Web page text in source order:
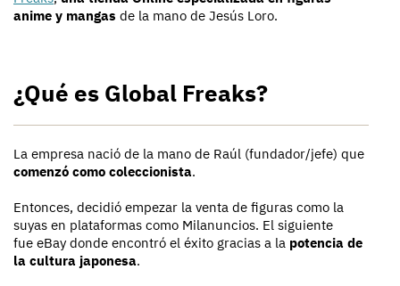
anime y mangas de la mano de Jesús Loro.
¿Qué es Global Freaks?
La empresa nació de la mano de Raúl (fundador/jefe) que
comenzó como coleccionista.
Entonces, decidió empezar la venta de figuras como la
suyas en plataformas como Milanuncios. El siguiente
fue eBay donde encontró el éxito gracias a la potencia de
la cultura japonesa.